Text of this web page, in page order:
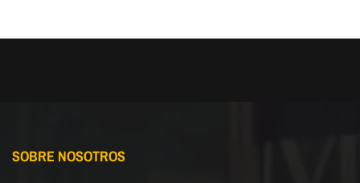
SOBRE NOSOTROS